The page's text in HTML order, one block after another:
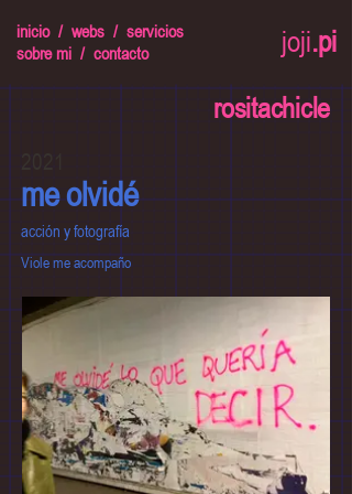
inicio/ webs / servicios
sobre mi / contacto joji.pi
rositachicle
me olvidé
acción y fotografía
Viole me acompaño